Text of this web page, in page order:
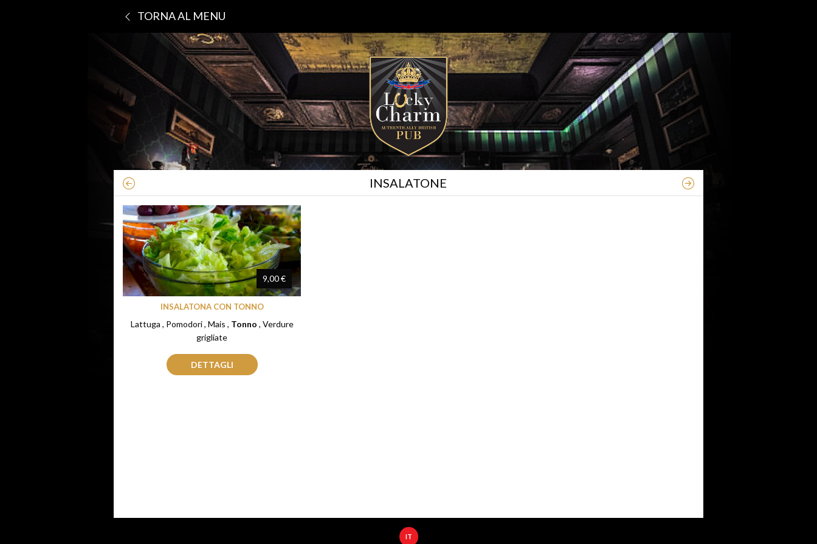
TORNA AL MENU
INSALATONE
9,00 €
INSALATONA CON TONNO
Lattuga , Pomodori , Mais , Tonno
grigliate
DETTAGLI
IT